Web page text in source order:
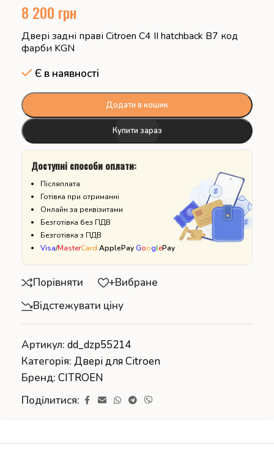
8 200 грн
Двері задні праві Citroen C4 ІІ hatchback B7 код
фарби KGN
Є в наявності
Додати в кошик
Купити зараз
Доступні способи оплати:
Післяплата
Готівка при отриманні
Онлайн за реквізитами
Безготівка без ПДВ
Безготівка з ПДВ
Visa/MasterCard ApplePay GooglePay
Порівняти
+Вибране
Відстежувати ціну
Артикул: dd_dzp55214
Категорія: Двері для Citroen
Бренд: CITROEN
Поділитися: